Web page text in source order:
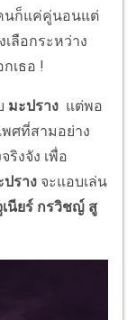
นก็แค่คู่นอนแต่
เลือกระหว่าง
กเธอ !
มะปราง แต่พอ
ศที่สามอย่าง
ริงจัง เพื่อ
ปราง จะแอบเล่น
เนียร์ กรวิชญ์ สู